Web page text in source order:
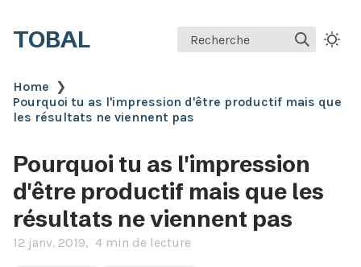
TOBAL Recherche
Home ❯
Pourquoi tu as l'impression d'être productif mais que
les résultats ne viennent pas
Pourquoi tu as l'impression
d'être productif mais que les
résultats ne viennent pas
12 janv. 2019 4 min de lecture